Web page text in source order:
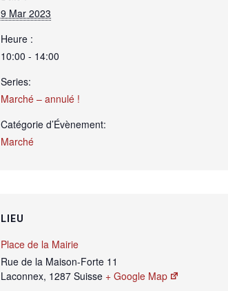
9 Mar 2023
Heure :
10:00 - 14:00
Series:
Marché – annulé !
Catégorie d’Évènement:
Marché
LIEU
Place de la Mairie
Rue de la Maison-Forte 11
Laconnex, 1287 Suisse + Google Map